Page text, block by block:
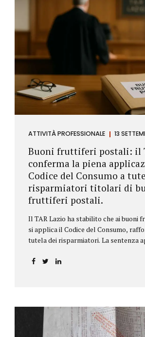
ATTIVITÀ PROFESSIONALE 13
Buoni fruttiferi postali: il
conferma la piena
Codice del Consumo a
risparmiatori titolari di
fruttiferi postali.
Il TAR Lazio ha stabilito che ai buoni
si applica il Codice del Consumo,
tutela dei risparmiatori. La sentenza
capitale o interessi per mancanza di